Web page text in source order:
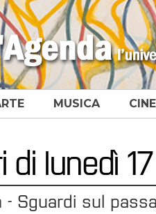
MUSICA
di lunedì
- Sguardi sul